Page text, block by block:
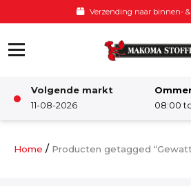
Voor 12:00
Volgende markt
11-08-2026
08:00
Damesstoffen
Home / Producten getagged